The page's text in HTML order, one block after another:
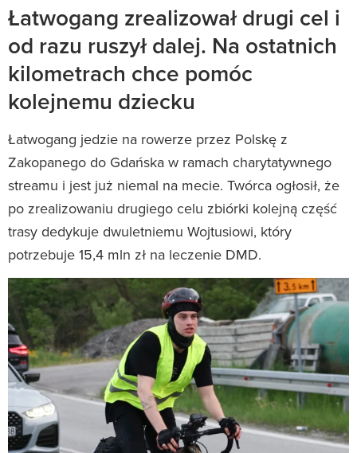
Łatwogang zrealizował drugi cel i
od razu ruszył dalej. Na ostatnich
kilometrach chce pomóc
kolejnemu dziecku
Łatwogang jedzie na rowerze przez Polskę z
Zakopanego do Gdańska w ramach charytatywnego
streamu i jest już niemal na mecie. Twórca ogłosił, że
po zrealizowaniu drugiego celu zbiórki kolejną część
trasy dedykuje dwuletniemu Wojtusiowi, który
potrzebuje 15,4 mln zł na leczenie DMD.